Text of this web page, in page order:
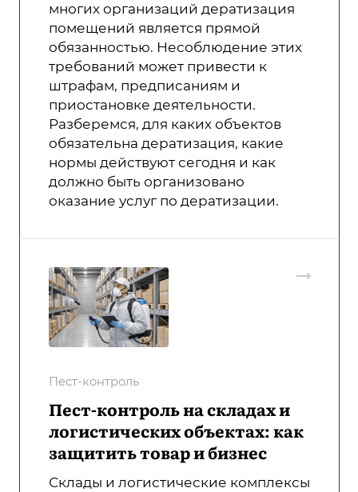
многих организаций дератизация
помещений является прямой
обязанностью. Несоблюдение этих
требований может привести к
штрафам, предписаниям и
приостановке деятельности.
Разберемся, для каких объектов
обязательна дератизация, какие
нормы действуют сегодня и как
должно быть организовано
оказание услуг по дератизации.
Пест-контроль
Пест-контроль на складах и
логистических объектах: как
защитить товар и бизнес
Склады и логистические комплексы